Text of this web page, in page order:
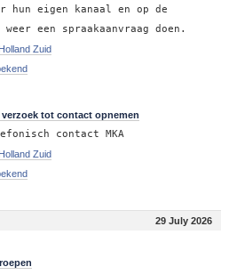
hun eigen kanaal en op de
een spraakaanvraag doen.
Zuid
tot contact opnemen
contact MKA
Zuid
29 July 2026